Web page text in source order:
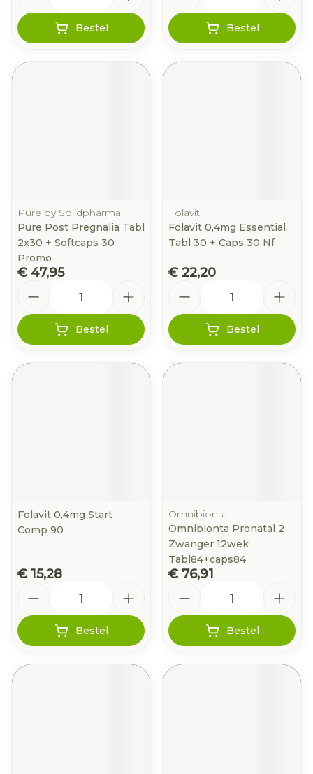
Bestel Bestel
Pure by Solidpharma
Pure Post Pregnalia Tabl
2x30 + Softcaps 30
Promo
€ 47,95
Bestel
Folavit
Folavit 0,4mg Essential
Tabl 30 + Caps 30 Nf
€ 22,20
Bestel
Folavit 0,4mg Start
Comp 90
€ 15,28
Bestel
Omnibionta
Omnibionta Pronatal 2
Zwanger 12wek
Tabl84+caps84
€ 76,91
Bestel